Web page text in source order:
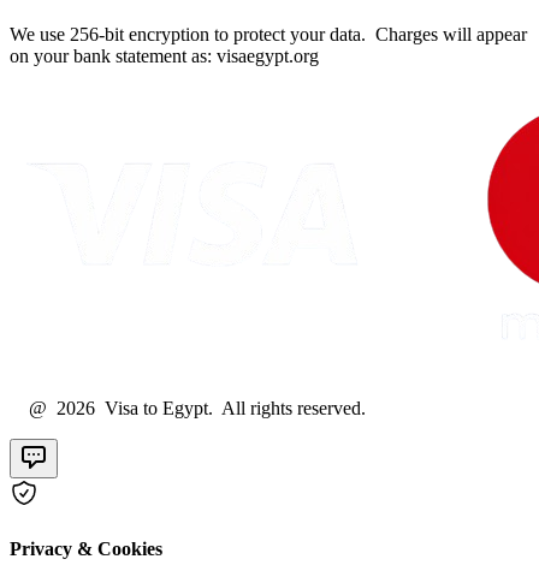
We use 256-bit encryption to protect your data. Charges will appear
on your bank statement as: visaegypt.org
@ 2026 Visa to Egypt. All rights reserved.
Privacy & Cookies